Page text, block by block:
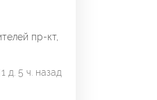
пр-кт,
1 д. 5 ч. назад